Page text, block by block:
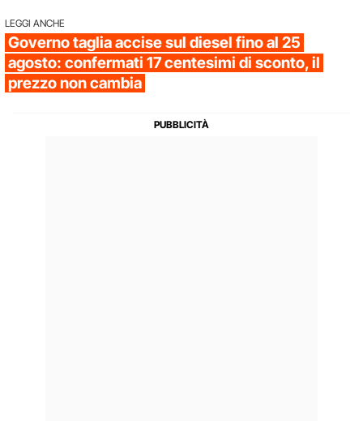
LEGGI ANCHE
Governo taglia accise sul diesel fino al 25
agosto: confermati 17 centesimi di sconto, il
prezzo non cambia